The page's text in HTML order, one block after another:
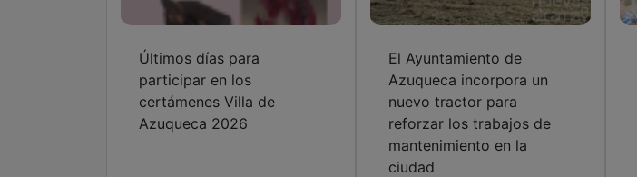
Últimos días para
participar en los
certámenes Villa de
Azuqueca 2026
El Ayuntamiento de
Azuqueca incorpora un
nuevo tractor para
reforzar los trabajos de
mantenimiento en la
ciudad